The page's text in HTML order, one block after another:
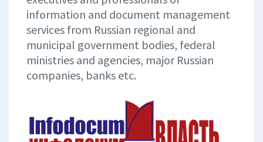
information and document management
services from Russian regional and
municipal government bodies, federal
ministries and agencies, major Russian
companies, banks etc.